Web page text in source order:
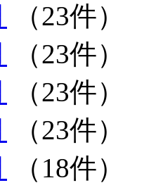
（23件）
（23件）
（23件）
（23件）
（18件）